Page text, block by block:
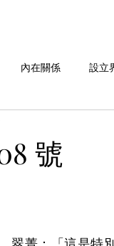
內在關係 設立
師說 系列
號